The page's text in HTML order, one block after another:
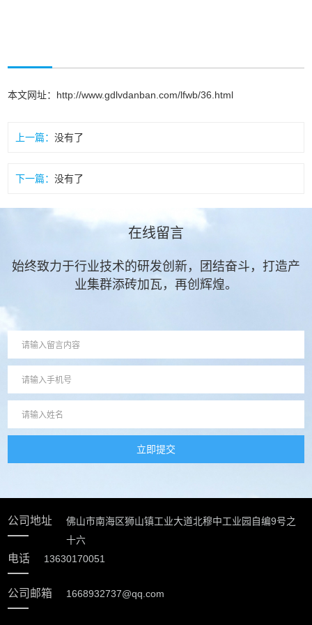
本文网址： http://www.gdlvdanban.com/lfwb/36.html
上一篇：没有了
下一篇：没有了
在线留言
始终致力于行业技术的研发创新，团结奋斗，打造产
业集群添砖加瓦，再创辉煌。
立即提交
公司地址
佛山市南海区狮山镇工业大道北穆中工业园自编9号之
十六
电话 13630170051
公司邮箱 1668932737@qq.com